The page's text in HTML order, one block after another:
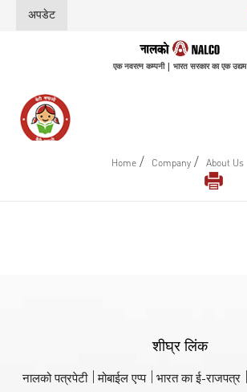
अपडेट
एक नवरत्न कम्पनी | भारत सरकार का एक उद्यम
Home / Company / About Us
शीघ्र लिंक
नालको पत्रपेटी मोबाईल एप्प भारत का ई-राजपत्र